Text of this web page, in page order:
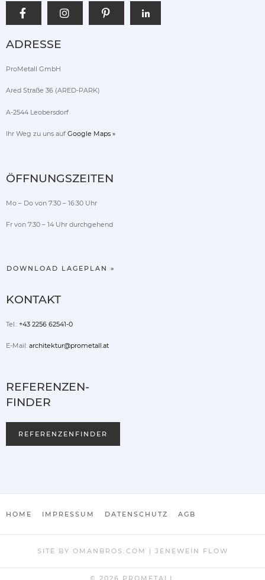
ADRESSE
ProMetall GmbH
Ared Straße 36 (ARED-PARK)
A-2544 Leobersdorf
Ihr Weg zu uns auf Google Maps »
ÖFFNUNGSZEITEN
Mo – Do von 7:30 – 16:30 Uhr
Fr von 7:30 – 14 Uhr durchgehend
DOWNLOAD LAGEPLAN »
KONTAKT
Tel.: +43 2256 62541-0
E-Mail: architektur@prometall.at
REFERENZEN-
FINDER
REFERENZENFINDER
HOME IMPRESSUM DATENSCHUTZ AGB
SITE BY OMANBROS.COM | JENEWEIN FLOW